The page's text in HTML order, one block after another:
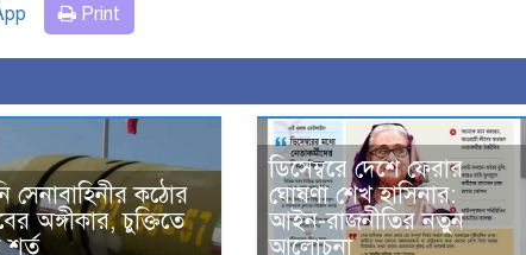
Print
সেনাবাহিনীর কঠোর
অঙ্গীকার, চুক্তিতে
ডিসেম্বরে দেশে ফেরার
ঘোষণা শেখ হাসিনার:
আইন-রাজনীতির নতুন
আলোচনা